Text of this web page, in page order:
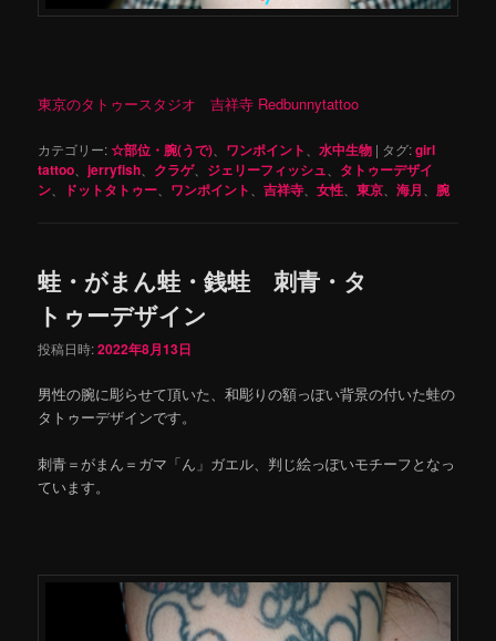
東京のタトゥースタジオ 吉祥寺 Redbunnytattoo
カテゴリー:☆部位・腕(うで) ワンポイント 、水中生物 | タグ:girl
tattoo 、jerryfish クラゲ、 ジェリーフィッシュ
タトゥーデザイ
ン
ドットタトゥー ワンポイント 、吉祥寺 、女性 、東京 、海月 腕
蛙・がまん蛙・銭蛙 刺青・タ
トゥーデザイン
投稿日時:2022年8月13日
男性の腕に彫らせて頂いた、和彫りの額っぽい背景の付いた蛙の
タトゥーデザインです。
刺青＝がまん＝ガマ「ん」ガエル、判じ絵っぽいモチーフとなっ
ています。